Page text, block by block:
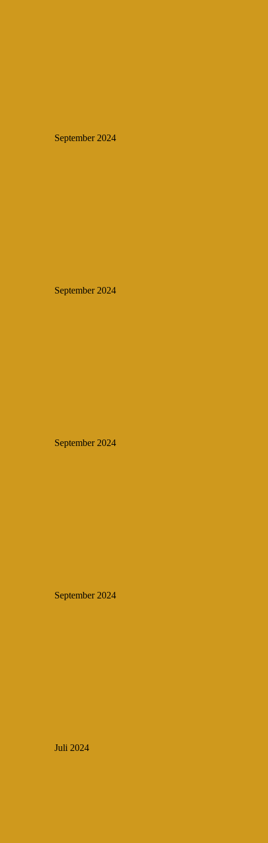
September 2024
September 2024
September 2024
September 2024
Juli 2024